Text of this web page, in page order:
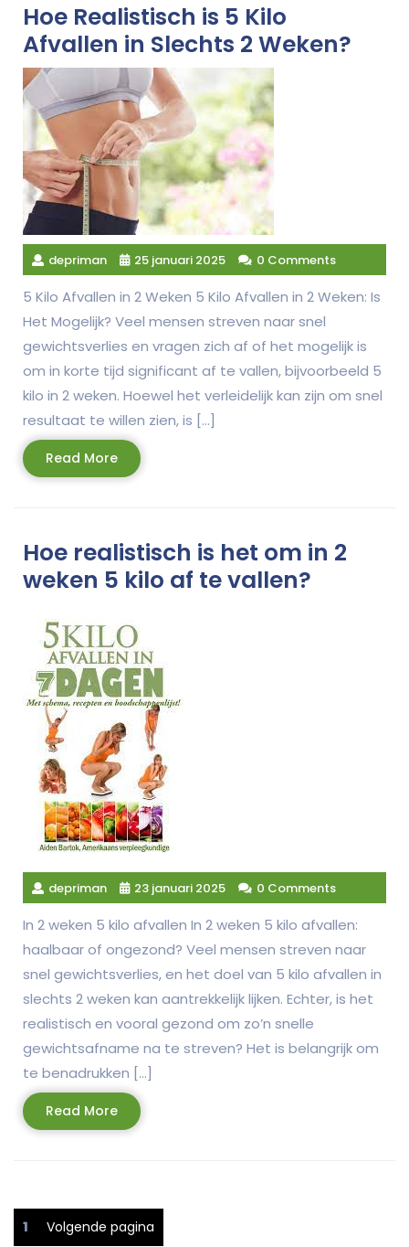
Hoe Realistisch is 5 Kilo
Afvallen in Slechts 2 Weken?
depriman 25 januari 2025 0 Comments
5 Kilo Afvallen in 2 Weken 5 Kilo Afvallen in 2 Weken: Is
Het Mogelijk? Veel mensen streven naar snel
gewichtsverlies en vragen zich af of het mogelijk is
om in korte tijd significant af te vallen, bijvoorbeeld 5
kilo in 2 weken. Hoewel het verleidelijk kan zijn om snel
resultaat te willen zien, is […]
Read MoreRead
More
Hoe realistisch is het om in 2
weken 5 kilo af te vallen?
depriman 23 januari 2025 0 Comments
In 2 weken 5 kilo afvallen In 2 weken 5 kilo afvallen:
haalbaar of ongezond? Veel mensen streven naar
snel gewichtsverlies, en het doel van 5 kilo afvallen in
slechts 2 weken kan aantrekkelijk lijken. Echter, is het
realistisch en vooral gezond om zo’n snelle
gewichtsafname na te streven? Het is belangrijk om
te benadrukken […]
Read MoreRead
More
Berichtnavigatie
Pagina
1 Volgende pagina